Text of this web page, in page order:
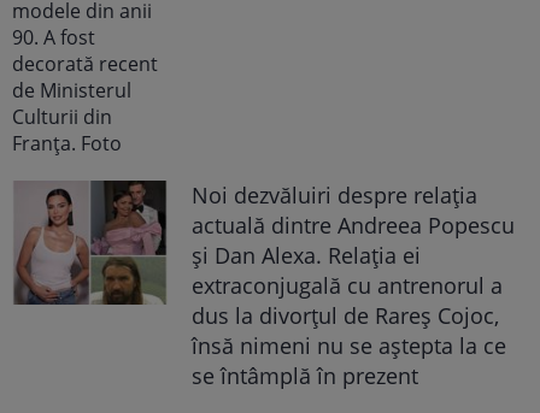
Noi dezvăluiri despre relația
actuală dintre Andreea Popescu
și Dan Alexa. Relația ei
extraconjugală cu antrenorul a
dus la divorțul de Rareș Cojoc,
însă nimeni nu se aștepta la ce
se întâmplă în prezent